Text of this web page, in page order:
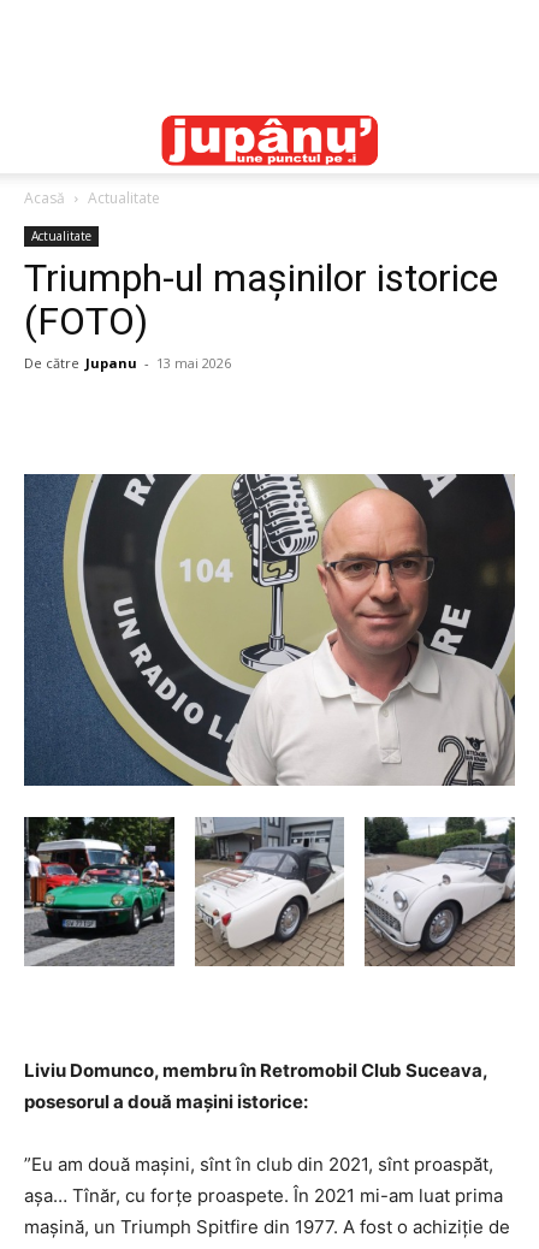
Acasă Actualitate
Actualitate
Triumph-ul mașinilor istorice
(FOTO)
De către Jupanu - 13 mai 2026
Liviu Domunco, membru în Retromobil Club Suceava,
posesorul a două mașini istorice:
”Eu am două mașini, sînt în club din 2021, sînt proaspăt,
așa… Tînăr, cu forțe proaspete. În 2021 mi-am luat prima
mașină, un Triumph Spitfire din 1977. A fost o achiziție de